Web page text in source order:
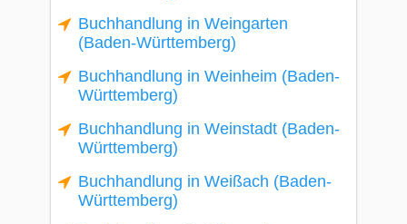
Buchhandlung in Weingarten
(Baden-Württemberg)
Buchhandlung in Weinheim (Baden-
Württemberg)
Buchhandlung in Weinstadt (Baden-
Württemberg)
Buchhandlung in Weißach (Baden-
Württemberg)